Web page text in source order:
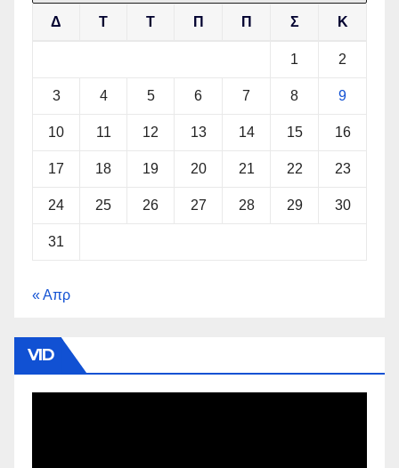
Δ Τ Τ Π Π Σ Κ
1 2
3 4 5 6 7 8 9
10 11 12 13 14 15 16
17 18 19 20 21 22 23
24 25 26 27 28 29 30
31
« Απρ
VID